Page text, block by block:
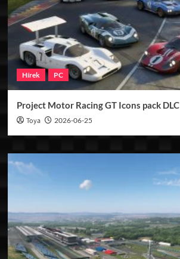
Hírek PC
Project Motor Racing GT Icons pack DLC
Toya 2026-06-25